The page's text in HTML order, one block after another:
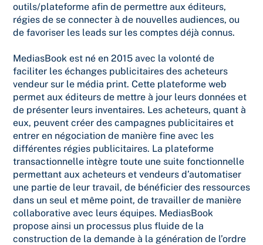
outils/plateforme afin de permettre aux éditeurs,
régies de se connecter à de nouvelles audiences, ou
de favoriser les leads sur les comptes déjà connus.
MediasBook est né en 2015 avec la volonté de
faciliter les échanges publicitaires des acheteurs
vendeur sur le média print. Cette plateforme web
permet aux éditeurs de mettre à jour leurs données et
de présenter leurs inventaires. Les acheteurs, quant à
eux, peuvent créer des campagnes publicitaires et
entrer en négociation de manière fine avec les
différentes régies publicitaires. La plateforme
transactionnelle intègre toute une suite fonctionnelle
permettant aux acheteurs et vendeurs d’automatiser
une partie de leur travail, de bénéficier des ressources
dans un seul et même point, de travailler de manière
collaborative avec leurs équipes. MediasBook
propose ainsi un processus plus fluide de la
construction de la demande à la génération de l’ordre